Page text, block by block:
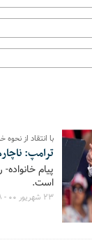
با انتقاد از نحوه
ترامپ:
پیام
است.
۲۳ شهریور ۰۰ - ۰۰:۰۸